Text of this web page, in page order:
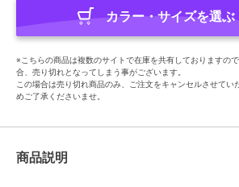
カラー・サイズを選ぶ
※こちらの商品は複数のサイトで在庫を共有しておりますの
合、売り切れとなってしまう事がございます。
この場合は売り切れ商品のみ、ご注文をキャンセルさせてい
めご了承くださいませ。
商品説明